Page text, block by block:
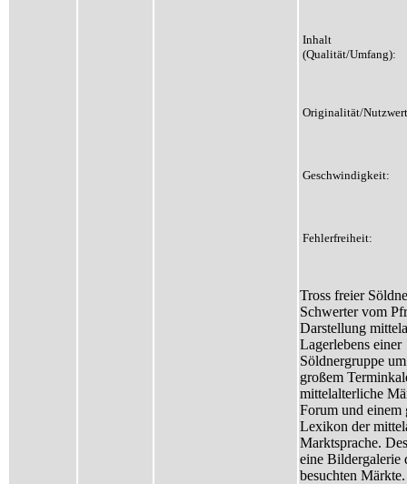
Inhalt
(Qualität/Umfang):
Originalität/
Geschwindigkeit:
Fehlerfreiheit:
Tross freier
Schwerter vom
Darstellung
Lagerlebens einer
Söldnergruppe
großem
mittelalterliche
Forum und einem
Lexikon der
Marktsprache.
eine Bildergalerie
besuchten Märkte.